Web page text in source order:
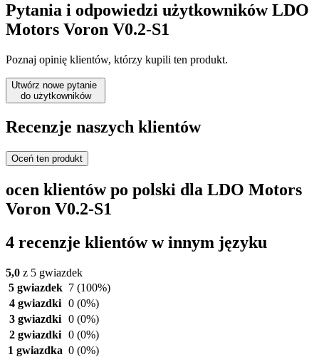
Pytania i odpowiedzi użytkowników LDO
Motors Voron V0.2-S1
Poznaj opinię klientów, którzy kupili ten produkt.
Utwórz nowe pytanie
do użytkowników
Recenzje naszych klientów
Oceń ten produkt
ocen klientów po polski dla LDO Motors
Voron V0.2-S1
4 recenzje klientów w innym języku
5,0 z 5 gwiazdek
5 gwiazdek 7 (100%)
4 gwiazdki 0 (0%)
3 gwiazdki 0 (0%)
2 gwiazdki 0 (0%)
1 gwiazdka 0 (0%)